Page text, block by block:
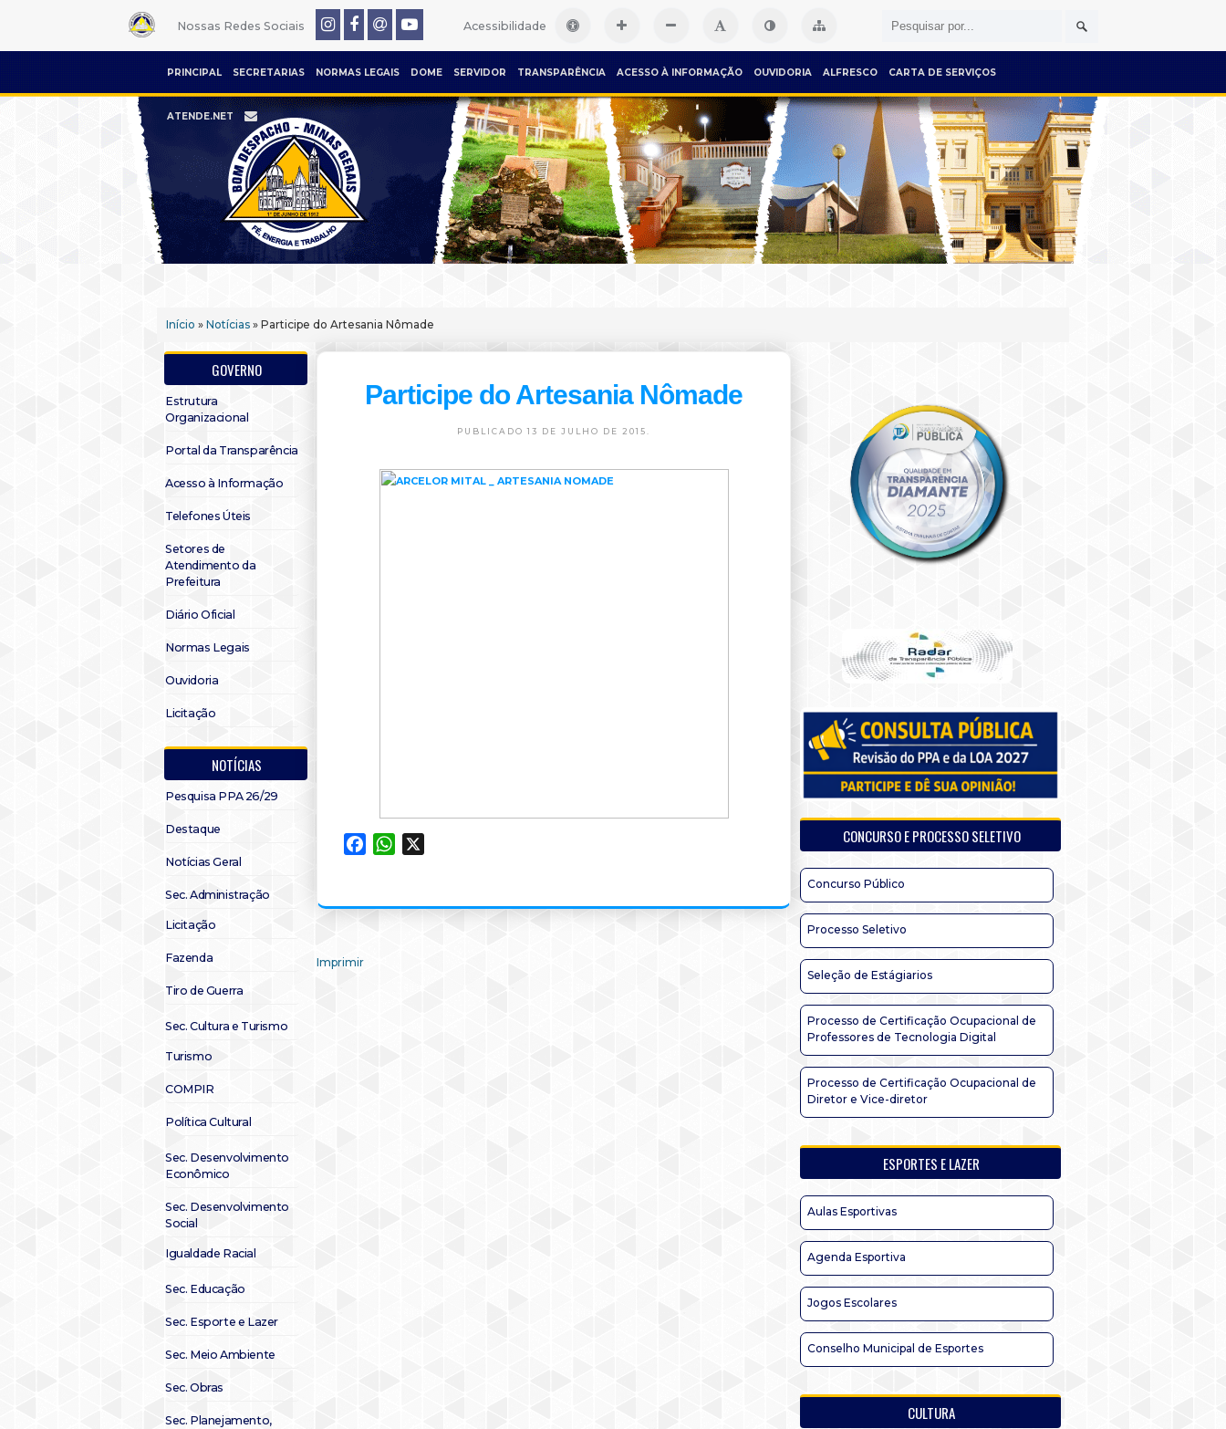
Nossas Redes Sociais Acessibilidade
PRINCIPAL SECRETARIAS NORMAS LEGAIS DOME SERVIDOR TRANSPARÊNCIA ACESSO À INFORMAÇÃO OUVIDORIA ALFRESCO CARTA DE SERVIÇOS
ATENDE.NET
Início » Notícias » Participe do Artesania Nômade
GOVERNO
Estrutura
Organizacional
Portal da Transparência
Acesso à Informação
Telefones Úteis
Setores de
Atendimento da
Prefeitura
Diário Oficial
Normas Legais
Ouvidoria
Licitação
NOTÍCIAS
Pesquisa PPA 26/29
Destaque
Notícias Geral
Sec. Administração
Licitação
Fazenda
Tiro de Guerra
Sec. Cultura e Turismo
Turismo
COMPIR
Política Cultural
Sec. Desenvolvimento
Econômico
Sec. Desenvolvimento
Social
Igualdade Racial
Sec. Educação
Sec. Esporte e Lazer
Sec. Meio Ambiente
Sec. Obras
Sec. Planejamento,
Participe do Artesania Nômade
PUBLICADO 13 DE JULHO DE 2015.
FacebookWhatsApp
Imprimir
CONCURSO E PROCESSO SELETIVO
Concurso Público
Processo Seletivo
Seleção de Estágiarios
Processo de Certificação Ocupacional de
Professores de Tecnologia Digital
Processo de Certificação Ocupacional de
Diretor e Vice-diretor
ESPORTES E LAZER
Aulas Esportivas
Agenda Esportiva
Jogos Escolares
Conselho Municipal de Esportes
CULTURA